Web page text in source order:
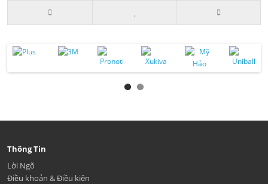
Thông Tin
Lời Ngõ
Điều khoản & Điều kiện